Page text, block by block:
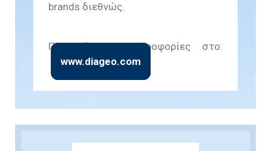
brands διεθνώς.
Περισσότερες πληροφορίες στο:
www.diageo.com